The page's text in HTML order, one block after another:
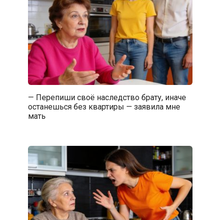
— Перепиши своё наследство брату, иначе
останешься без квартиры — заявила мне
мать